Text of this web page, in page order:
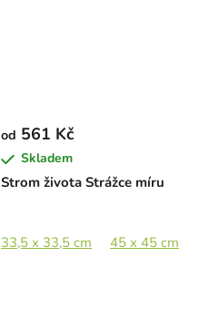
65 x 65 cm 90 x 90 cm
Strom života Strážce míru
od 561 Kč
Skladem
33,5 x 33,5 cm 45 x 45 cm